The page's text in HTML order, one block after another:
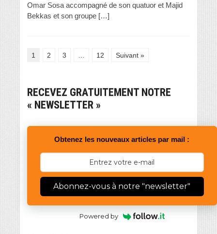
Omar Sosa accompagné de son quatuor et Majid
Bekkas et son groupe […]
1 2 3 12 Suivant »
RECEVEZ GRATUITEMENT NOTRE
« NEWSLETTER »
Obtenez les nouveaux articles par mail :
Abonnez-vous à notre "newsletter"
Powered by